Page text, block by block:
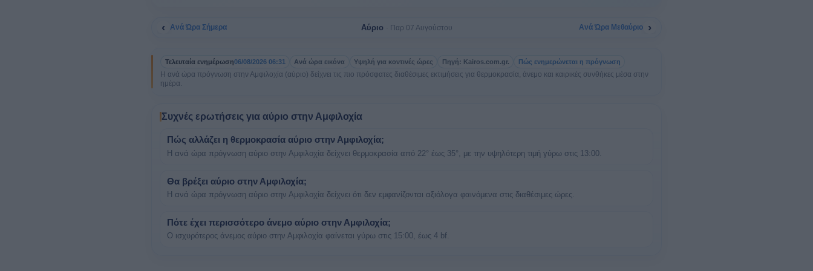
‹ Ανά Ώρα Σήμερα Αύριο Παρ 07 Αυγούστου Ανά Ώρα Μεθαύριο ›
Τελευταία ενημέρωση06/08/2026 06:31 Ανά ώρα εικόνα Υψηλή για κοντινές ώρες Πηγή: Kairos.com.gr. Πώς ενημερώνεται η πρόγνωση
Η ανά ώρα πρόγνωση στην Αμφιλοχία (αύριο) δείχνει τις πιο πρόσφατες διαθέσιμες εκτιμήσεις για θερμοκρασία, άνεμο και καιρικές συνθήκες μέσα στην
ημέρα.
Συχνές ερωτήσεις για αύριο στην Αμφιλοχία
Πώς αλλάζει η θερμοκρασία αύριο στην Αμφιλοχία;
Η ανά ώρα πρόγνωση αύριο στην Αμφιλοχία δείχνει θερμοκρασία από 22° έως 35°, με την υψηλότερη τιμή γύρω στις 13:00.
Θα βρέξει αύριο στην Αμφιλοχία;
Η ανά ώρα πρόγνωση αύριο στην Αμφιλοχία δείχνει ότι δεν εμφανίζονται αξιόλογα φαινόμενα στις διαθέσιμες ώρες.
Πότε έχει περισσότερο άνεμο αύριο στην Αμφιλοχία;
Ο ισχυρότερος άνεμος αύριο στην Αμφιλοχία φαίνεται γύρω στις 15:00, έως 4 bf.